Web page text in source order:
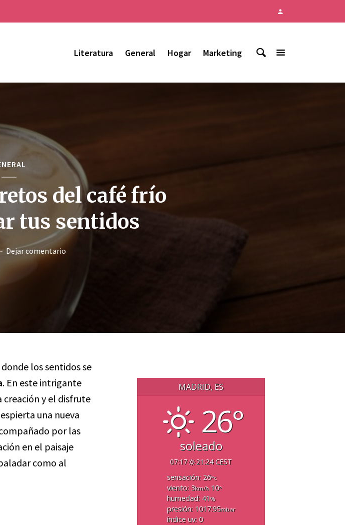
Literatura General Hogar Marketing
del café frío
tus sentidos
Dejar comentario
los sentidos se
. En este intrigante
creación y el disfrute
una nueva
por las
en el paisaje
como al
MADRID, ES
26°
soleado
07:17
21:24 CEST
sensación: 26°c
viento: 3km/h10°
humedad: 41 %
presión: 1017.95mbar
índice uv: 0